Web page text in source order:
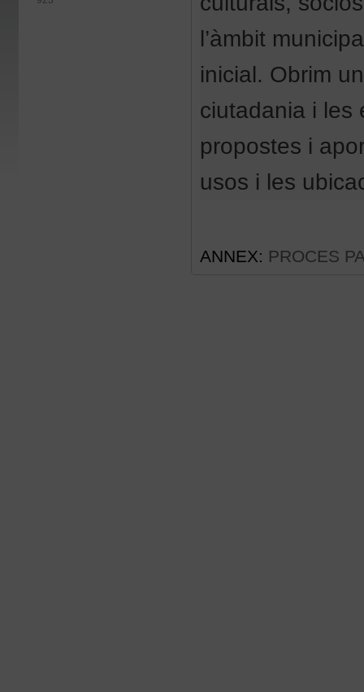
l’àmbit
inicial. Obrim
ciutadania i les
propostes i
usos i les
ANNEX: PROCES